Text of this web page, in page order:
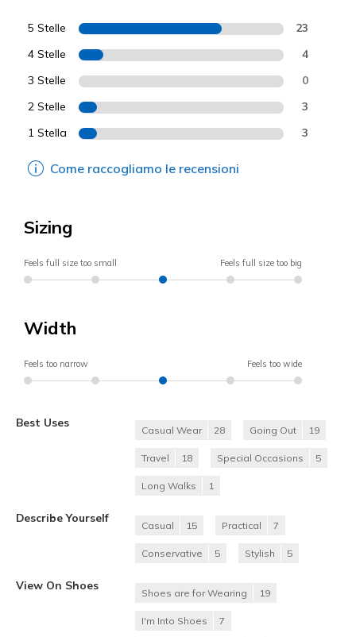
5 Stelle 23
4 Stelle 4
3 Stelle 0
2 Stelle 3
1 Stella 3
Come raccogliamo le recensioni
Sizing
Feels full size too small Feels full size too big
Width
Feels too narrow Feels too wide
Best Uses
Casual Wear 28 Going Out 19
Travel 18 Special Occasions 5
Long Walks 1
Describe Yourself
Casual 15 Practical 7
Conservative 5 Stylish 5
View On Shoes
Shoes are for Wearing 19
I'm Into Shoes 7